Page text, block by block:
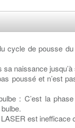
cycle de pousse
naissance
poussé et n’est
: C’est la
est inefficace